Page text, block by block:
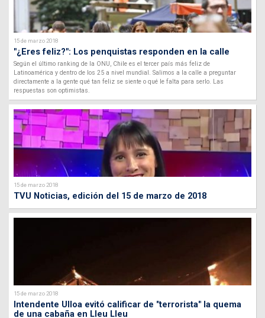
15 de marzo 2018
"¿Eres feliz?": Los penquistas responden en la calle
Según el último ranking de la ONU, Chile es el tercer país más feliz de
Latinoamérica y dentro de los 25 a nivel mundial. Salimos a la calle a preguntar
directamente a la gente qué tan feliz se siente o qué le falta para serlo. Las
respuestas son optimistas.
15 de marzo 2018
TVU Noticias, edición del 15 de marzo de 2018
15 de marzo 2018
Intendente Ulloa evitó calificar de "terrorista" la quema
de una cabaña en Lleu Lleu